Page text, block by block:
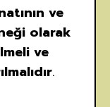
ve
olarak
ve
.